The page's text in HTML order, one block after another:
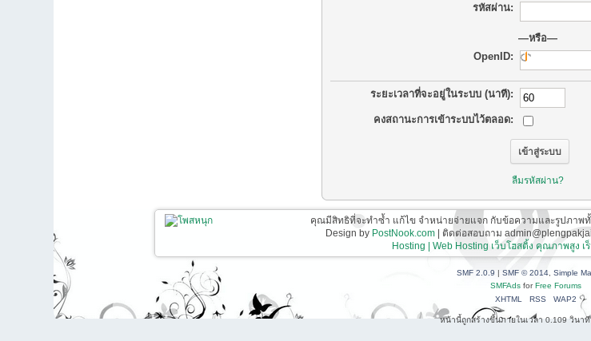
รหัสผ่าน:
—หรือ—
OpenID:
ระยะเวลาที่จะอยู่ในระบบ (นาที):
คงสถานะการเข้าระบบไว้ตลอด:
ลืมรหัสผ่าน?
คุณมีสิทธิที่จะทำซ้ำ แก้ไข จำหน่ายจ่ายแจก กับข้อความและรูปภาพ
Design by PostNook.com | ติดต่อสอบถาม
Hosting | Web Hosting เว็บโฮสติ้ง คุณภาพสูง เ
SMF 2.0.9 | SMF © 2014, Simple
SMFAds forFree Forums
XHTML
RSS WAP2
หน้านี้ถูกสร้างขึ้นภายในเวลา 0.109 วินา